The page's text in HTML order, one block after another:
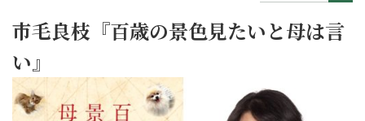
市毛良枝『百歳の景色見たいと母は言
い』